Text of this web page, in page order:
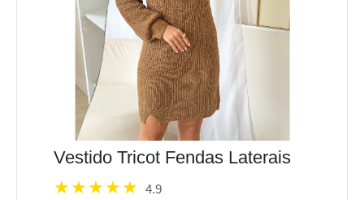
Vestido Tricot Fendas Laterais
4.9